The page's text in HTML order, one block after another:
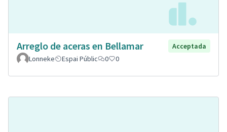
Arreglo de aceras en Bellamar
Acceptada
Lonneke
Espai Públic 0 0